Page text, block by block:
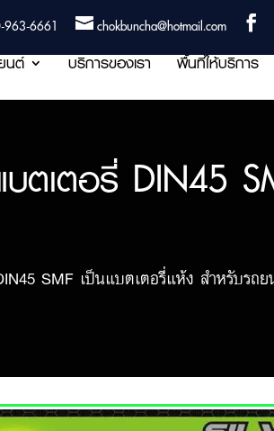
6661
chokbuncha@hotmail.com
นต์ บริการของเรา พื้นที่ให้บริการ
ตเตอรี่ DIN45
SMF เป็นแบตเตอรี่แห้ง สำหรับร